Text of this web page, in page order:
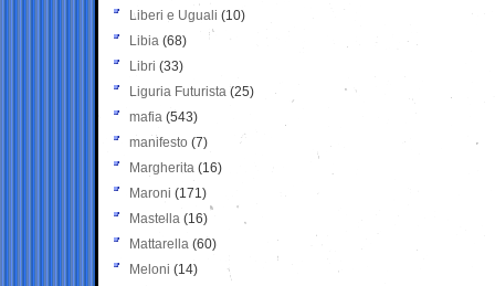
Liberi e Uguali (10)
Libia (68)
Libri (33)
Liguria Futurista (25)
mafia (543)
manifesto (7)
Margherita (16)
Maroni (171)
Mastella (16)
Mattarella (60)
Meloni (14)